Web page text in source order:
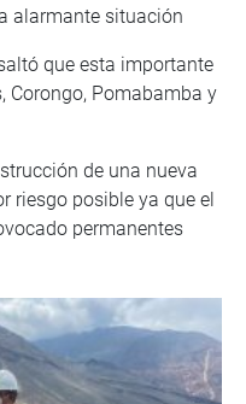
alarmante situación
que esta importante
Corongo, Pomabamba y
de una nueva
riesgo posible ya que el
permanentes